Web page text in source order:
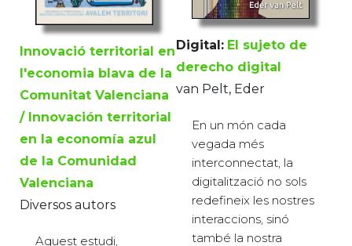
Innovació territorial en
l'economia blava de la
Comunitat Valenciana
/ Innovación territorial
en la economía azul
de la Comunidad
Valenciana
Diversos autors
Aquest estudi,
Digital: El sujeto de
derecho digital
van Pelt, Eder
En un món cada
vegada més
interconnectat, la
digitalització no sols
redefineix les nostres
interaccions, sinó
també la nostra